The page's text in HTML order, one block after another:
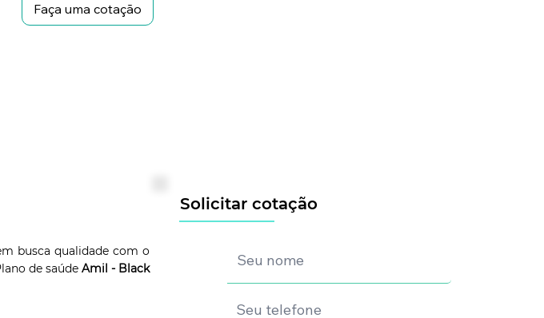
Faça uma cotação
busca qualidade com o
de saúdeAmil - Black
Solicitar cotação